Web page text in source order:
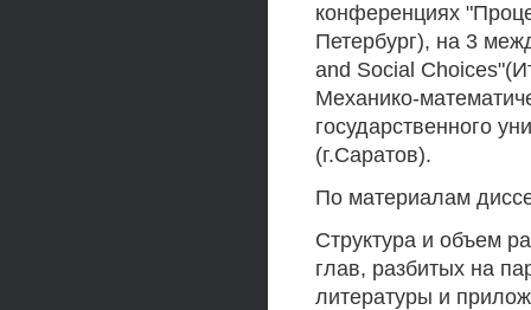
конференциях
Петербург), на 3
and Social
Механико-
государственного
(г.Саратов).
По материалам
Структура и объем
глав, разбитых на
литературы и